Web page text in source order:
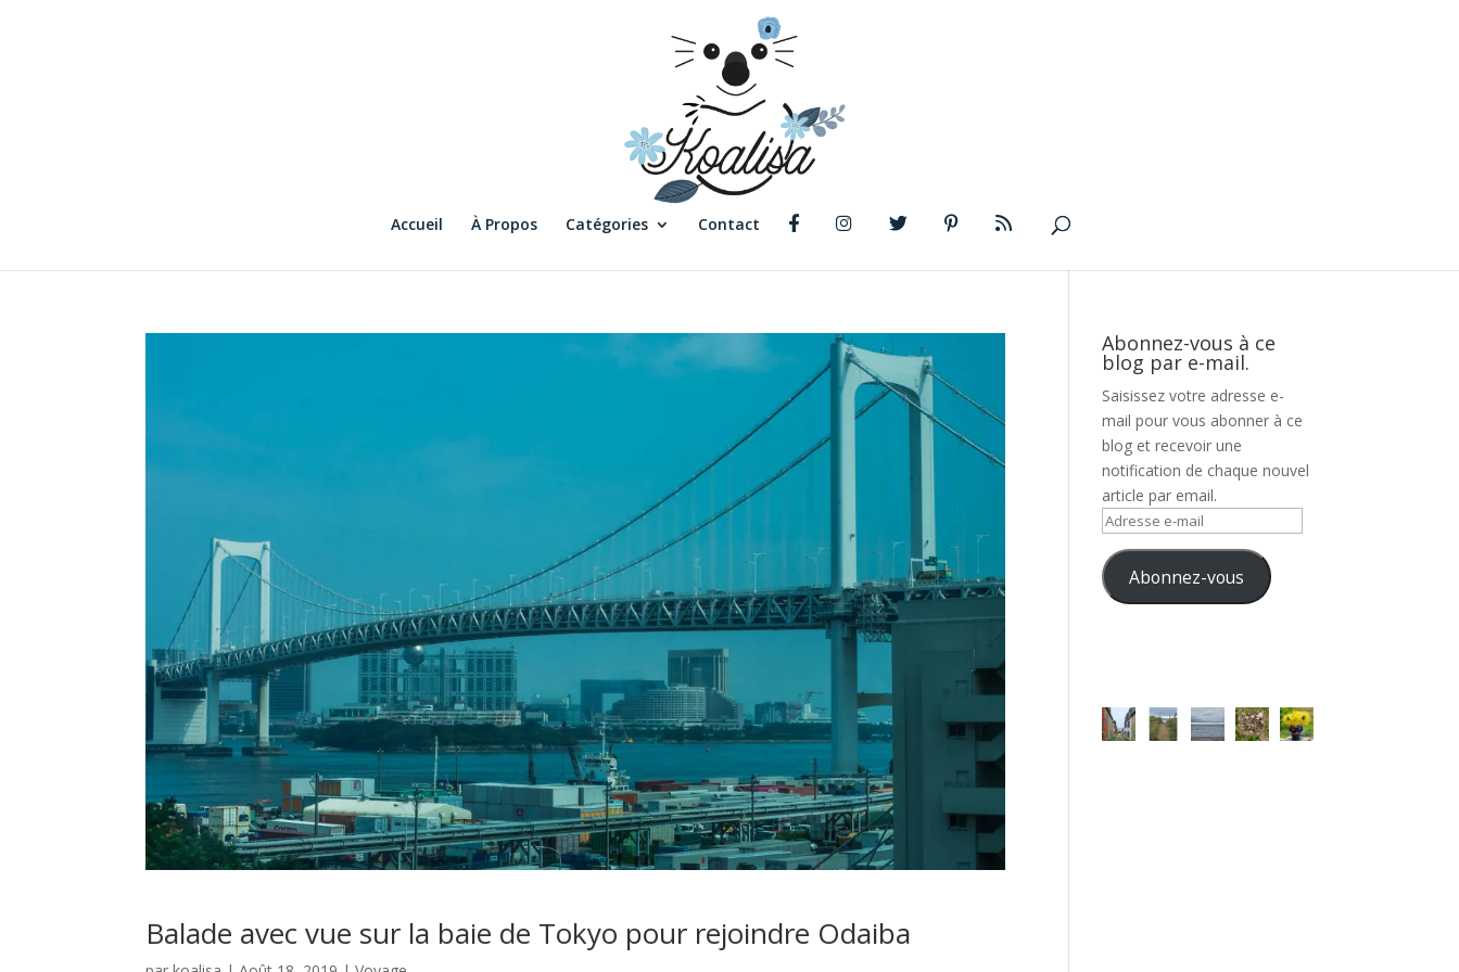
Accueil À Propos Catégories Contact
Balade avec vue sur la baie de Tokyo pour rejoindre Odaiba
Abonnez-vous à ce
blog par e-mail.
Saisissez votre adresse e-
mail pour vous abonner à ce
blog et recevoir une
notification de chaque nouvel
article par email.
Adresse
mail Abonnez-vous